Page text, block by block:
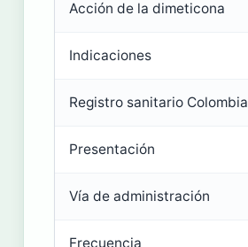
Acción de la dimeticona
Indicaciones
Registro sanitario Colombia
Presentación
Vía de administración
Frecuencia